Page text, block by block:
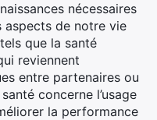
nécessaires
aspects de notre vie
que la santé
reviennent
entre partenaires ou
concerne l’usage
la performance